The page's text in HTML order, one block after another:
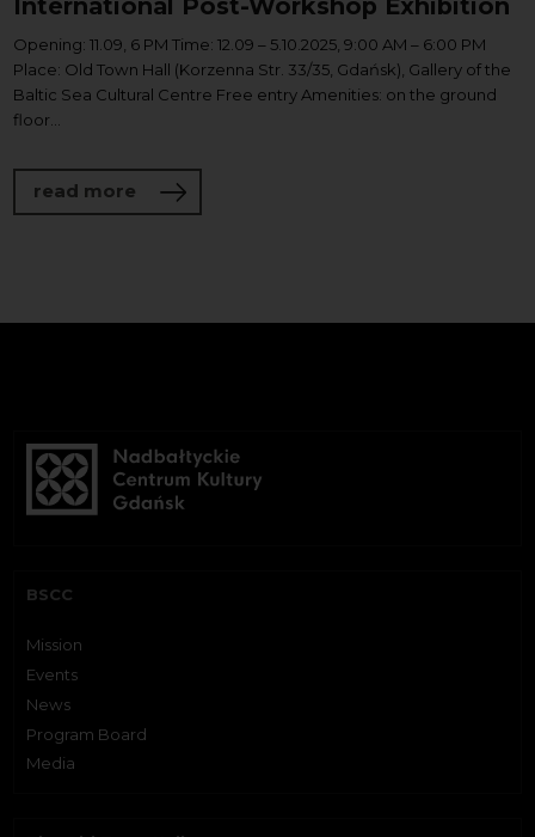
Opening: 11.09, 6 PM Time: 12.09 – 5.10.2025, 9:00 AM – 6:00 PM
Place: Old Town Hall (Korzenna Str. 33/35, Gdańsk), Gallery of the
Baltic Sea Cultural Centre Free entry Amenities: on the ground
floor...
read more about CERAMICS ALTERNATIVELY I
BSCC
Mission
Events
News
Program Board
Media